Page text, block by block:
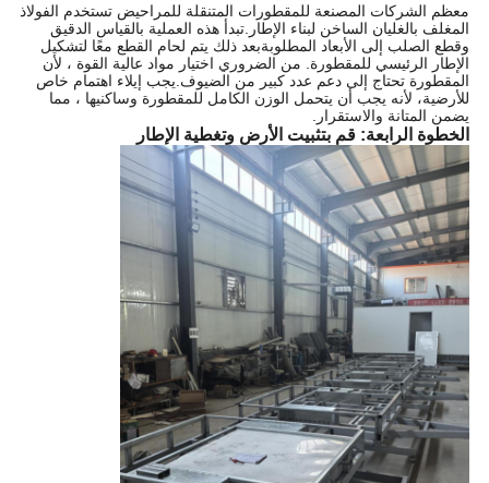
معظم الشركات المصنعة للمقطورات المتنقلة للمراحيض تستخدم الفولاذ
المغلف بالغليان الساخن لبناء الإطار.تبدأ هذه العملية بالقياس الدقيق
وقطع الصلب إلى الأبعاد المطلوبةبعد ذلك يتم لحام القطع معًا لتشكيل
الإطار الرئيسي للمقطورة. من الضروري اختيار مواد عالية القوة ، لأن
المقطورة تحتاج إلى دعم عدد كبير من الضيوف.يجب إيلاء اهتمام خاص
للأرضية، لأنه يجب أن يتحمل الوزن الكامل للمقطورة وساكنيها ، مما
يضمن المتانة والاستقرار.
الخطوة الرابعة: قم بتثبيت الأرض وتغطية الإطار